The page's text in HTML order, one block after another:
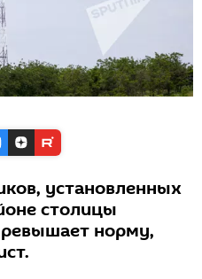
установленных
столицы
норму,